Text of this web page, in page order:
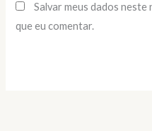
Salvar meus dados
que eu comentar.